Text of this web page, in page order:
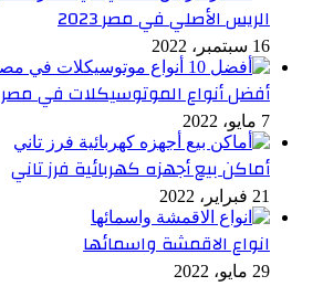
الريس الأصلي في مصر 2023
16 سبتمبر، 2022
أفضل أنواع الموتوسيكلات في مصر
7 مايو، 2022
أماكن بيع أجهزه كهربائية فرز تاني
21 فبراير، 2022
انواع الاقمشة واسمائها
29 مايو، 2022